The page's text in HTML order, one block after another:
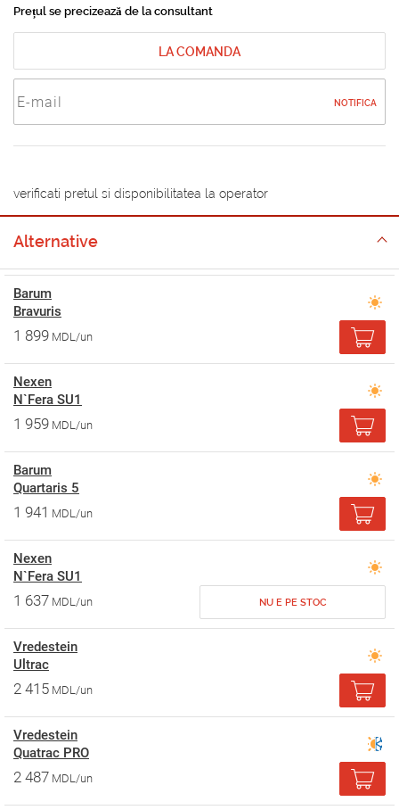
Prețul se precizează de la consultant
LA COMANDA
NOTIFICA
verificati pretul si disponibilitatea la operator
Alternative
Barum
Bravuris
1 899 MDL/un
Nexen
N`Fera SU1
1 959 MDL/un
Barum
Quartaris 5
1 941 MDL/un
Nexen
N`Fera SU1
1 637 MDL/un NU E PE STOC
Vredestein
Ultrac
2 415 MDL/un
Vredestein
Quatrac PRO
2 487 MDL/un